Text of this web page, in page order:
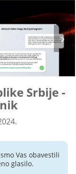
Srbije -
Vas obavestili
glasilo.